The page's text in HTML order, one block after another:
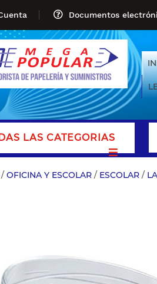
Documentos
LAS CATEGORIAS
/ OFICINA Y ESCOLAR / ESCOLAR /